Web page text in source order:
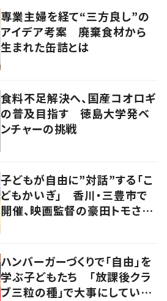
専業主婦を経て“三方良し”の
アイデア考案 廃棄食材から
生まれた缶詰とは
食料不足解決へ、国産コオロギ
の普及目指す 徳島大学発ベ
ンチャーの挑戦
子どもが自由に”対話”する「こ
どもかいぎ」 香川・三豊市で
開催、映画監督の豪田トモさん
ハンバーガーづくりで「自由」を
学ぶ子どもたち 「放課後クラ
ブ三粒の種」で大事にしている